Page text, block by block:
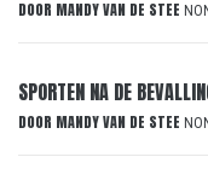
DOOR MANDY VAN DE STEE
SPORTEN NA DE
DOOR MANDY VAN DE STEE